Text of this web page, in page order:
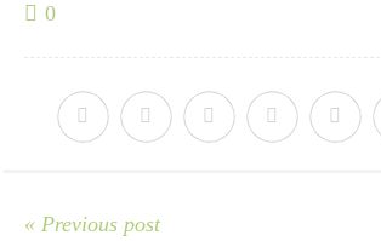
Boulette
0
« Previous post